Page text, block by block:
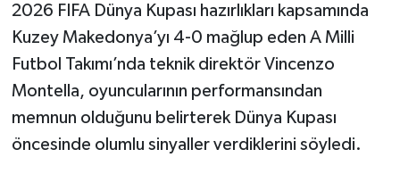
2026 FIFA Dünya Kupası hazırlıkları kapsamında
Kuzey Makedonya’yı 4-0 mağlup eden A Milli
Futbol Takımı’nda teknik direktör Vincenzo
Montella, oyuncularının performansından
memnun olduğunu belirterek Dünya Kupası
öncesinde olumlu sinyaller verdiklerini söyledi.